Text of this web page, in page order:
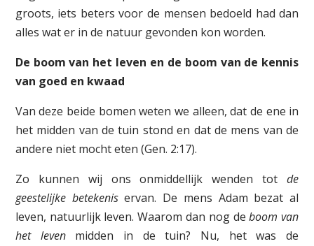
groots, iets beters voor de mensen bedoeld had dan
alles wat er in de natuur gevonden kon worden.
De boom van het leven en de boom van de kennis
van goed en kwaad
Van deze beide bomen weten we alleen, dat de ene in
het midden van de tuin stond en dat de mens van de
andere niet mocht eten (Gen. 2:17).
Zo kunnen wij ons onmiddellijk wenden totde
geestelijke betekeniservan. De mens Adam bezat al
leven, natuurlijk leven. Waarom dan nog deboom van
het levenmidden in de tuin? Nu, het was de